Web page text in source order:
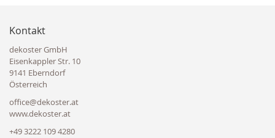
Kontakt
dekoster GmbH
Eisenkappler Str. 10
9141 Eberndorf
Österreich
office@dekoster.at
www.dekoster.at
+49 3222 109 4280